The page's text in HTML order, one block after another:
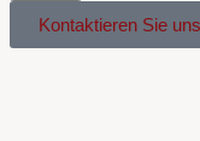
Kontaktieren Sie uns